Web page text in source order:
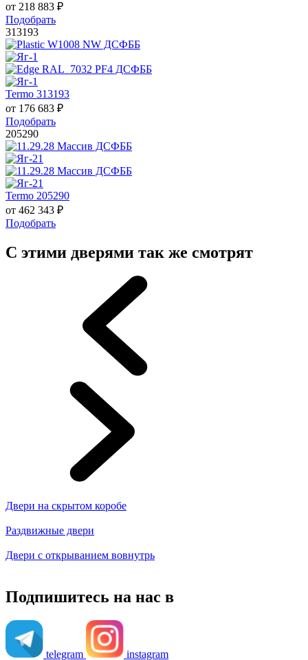
от 218 883 ₽
Подобрать
313193
Termo 313193
от 176 683 ₽
Подобрать
205290
Termo 205290
от 462 343 ₽
Подобрать
С этими дверями так же смотрят
Двери на скрытом коробе
Раздвижные двери
Двери с открыванием вовнутрь
Подпишитесь на нас в
telegram instagram